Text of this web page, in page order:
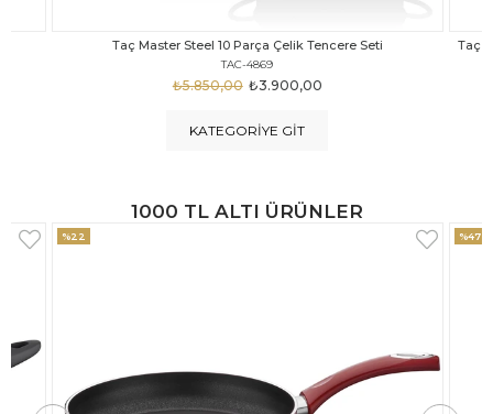
Taç Carabella Döküm Cam Kapak 7 Parça Tencere Seti Siyah
TAC-3817
₺3.250,00
₺4.350,00
KATEGORIYE GIT
1000 TL ALTI ÜRÜNLER
%47 %18